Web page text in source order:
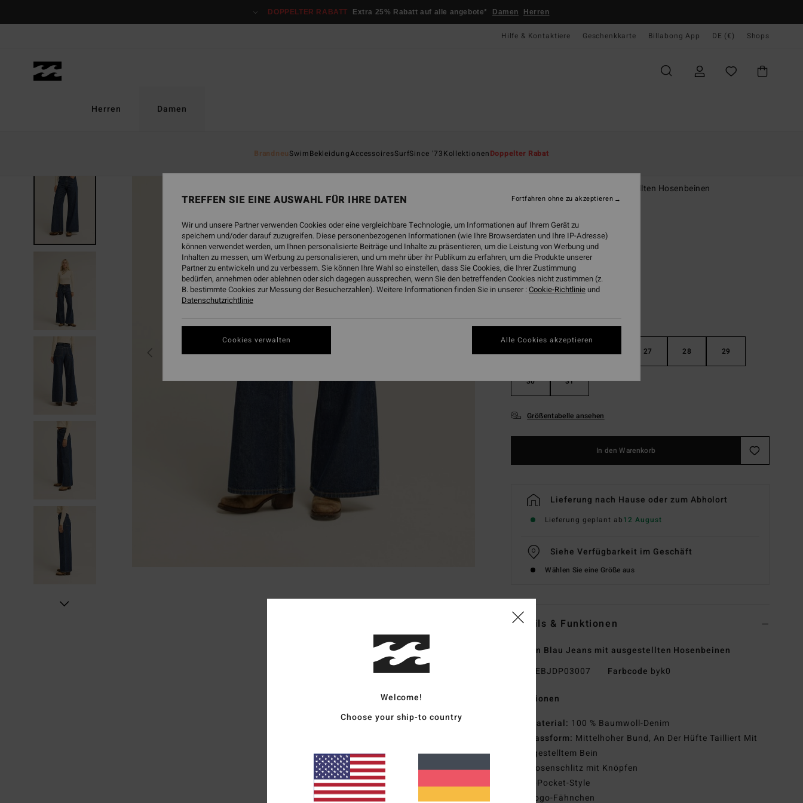
DOPPELTER RABATT Extra 25% Rabatt auf alle angebote* Damen Herren
Hilfe & Kontaktiere Geschenkkarte Billabong App DE (€) Shops
Herren Damen
BrandneuSwimBekleidungAccessoiresSurfSince '73KollektionenDoppelter Rabat
Free Fall
Frauen Blau Jeans mit ausgestellten Hosenbeinen
95,95 €
FarbeNight Sky
27 28 29
30 31
Größentabelle ansehen
In den Warenkorb
Lieferung nach Hause oder zum Abholort
Lieferung geplant ab12 August
Siehe Verfügbarkeit im Geschäft
Wählen Sie eine Größe aus
Details & Funktionen
Frauen Blau Jeans mit ausgestellten Hosenbeinen
EBJDP03007 Farbcode byk0
Funktionen
Material: 100 % Baumwoll-Denim
Passform: Mittelhoher Bund, An Der Hüfte Tailliert Mit
Ausgestelltem Bein
Hosenschlitz mit Knöpfen
5-Pocket-Style
Logo-Fähnchen
Welcome!
Choose your ship-to country
TREFFEN SIE EINE AUSWAHL FÜR IHRE DATEN
Wir und unsere Partner verwenden Cookies oder eine vergleichbare Technologie, um Informationen auf Ihrem Gerät zu
speichern und/oder darauf zuzugreifen. Diese personenbezogenen Informationen (wie Ihre Browserdaten und Ihre IP-Adresse)
können verwendet werden, um Ihnen personalisierte Beiträge und Inhalte zu präsentieren, um die Leistung von Werbung und
Inhalten zu messen, um Werbung zu personalisieren, und um mehr über ihr Publikum zu erfahren, um die Produkte unserer
Partner zu entwickeln und zu verbessern. Sie können Ihre Wahl so einstellen, dass Sie Cookies, die Ihrer Zustimmung
bedürfen, annehmen oder ablehnen oder sich dagegen aussprechen, wenn Sie den betreffenden Cookies nicht zustimmen (z.
B. bestimmte Cookies zur Messung der Besucherzahlen). Weitere Informationen finden Sie in unserer :Cookie-Richtlinie und
Datenschutzrichtlinie
Cookies verwalten
Fortfahren ohne zu akzeptieren
Alle Cookies akzeptieren